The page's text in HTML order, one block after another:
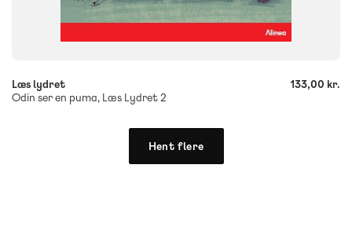
+
Læs lydret
Odin ser en puma, Læs Lydret 2
133,00 kr.
Hent flere